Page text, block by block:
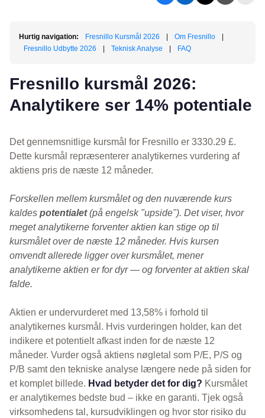
Hurtig navigation: Fresnillo Kursmål 2026 Om Fresnillo
Fresnillo Udbytte 2026
Teknisk Analyse FAQ
Fresnillo kursmål 2026:
Analytikere ser 14% potentiale
Det gennemsnitlige kursmål for Fresnillo er 3330.29 £.
Dette kursmål repræsenterer analytikernes vurdering af
aktiens pris de næste 12 måneder.
Forskellen mellem kursmålet og den nuværende kurs
kaldes potentialet(på engelsk "upside"). Det viser, hvor
meget analytikerne forventer aktien kan stige op til
kursmålet over de næste 12 måneder. Hvis kursen
omvendt allerede ligger over kursmålet, mener
analytikerne aktien er for dyr — og forventer at aktien skal
falde.
Aktien er undervurderet med 13,58% i forhold til
analytikernes kursmål. Hvis vurderingen holder, kan det
indikere et potentielt afkast inden for de næste 12
måneder. Vurder også aktiens nøgletal som P/E, P/S og
P/B samt den tekniske analyse længere nede på siden for
et komplet billede. Hvad betyder det for dig? Kursmålet
er analytikernes bedste bud – ikke en garanti. Tjek også
virksomhedens tal, kursudviklingen og hvor stor risiko du